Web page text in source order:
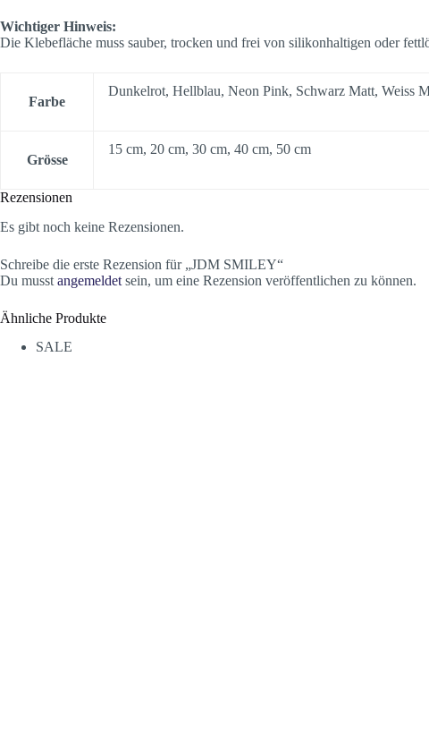
Wichtiger Hinweis:
Die Klebefläche muss sauber, trocken und frei von silikonhaltigen oder
Farbe
Dunkelrot, Hellblau, Neon Pink, Schwarz Matt, Weiss
Grösse
15 cm, 20 cm, 30 cm, 40 cm, 50 cm
Rezensionen
Es gibt noch keine Rezensionen.
Schreibe die erste Rezension für „JDM SMILEY“
Du musst angemeldet sein, um eine Rezension veröffentlichen zu können.
Ähnliche Produkte
SALE